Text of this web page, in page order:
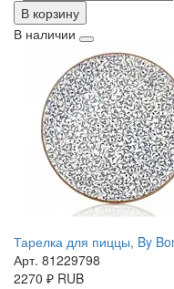
В корзину
В наличии
Тарелка для пиццы, By
Арт. 81229798
2270 ₽ RUB